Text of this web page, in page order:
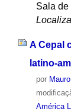
Sala de
A Cepal
latino-
por
América